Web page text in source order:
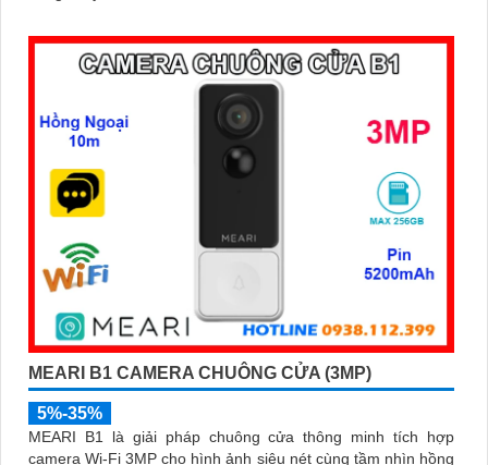
MEARI B1 CAMERA CHUÔNG CỬA (3MP)
5%-35%
MEARI B1 là giải pháp chuông cửa thông minh tích hợp
camera Wi-Fi 3MP cho hình ảnh siêu nét cùng tầm nhìn hồng